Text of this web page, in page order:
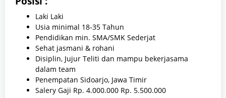
Laki Laki
Usia minimal 18-35 Tahun
Pendidikan min. SMA/SMK Sederjat
Sehat jasmani & rohani
Disiplin, Jujur Teliti dan mampu bekerjasama
dalam team
Penempatan Sidoarjo, Jawa Timir
Salery Gaji Rp. 4.000.000 Rp. 5.500.000